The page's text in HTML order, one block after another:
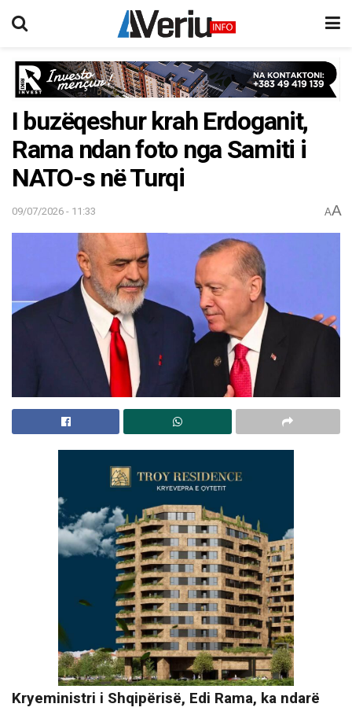
I buzëqeshur krah Erdoganit,
Rama ndan foto nga Samiti i
NATO-s në Turqi
09/07/2026 - 11:33 AA
Kryeministri i Shqipërisë, Edi Rama, ka ndarë